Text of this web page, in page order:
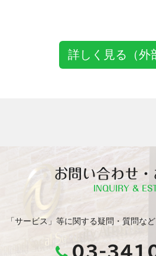
詳しく見る（外
お問い合わせ
INQUIRY &
「サービス」等に関する疑問・質問な
03-